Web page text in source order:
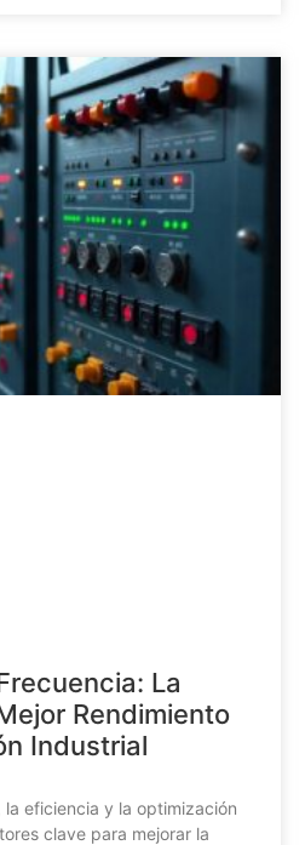
La
Rendimiento
Industrial
la eficiencia y la optimización
clave para mejorar la